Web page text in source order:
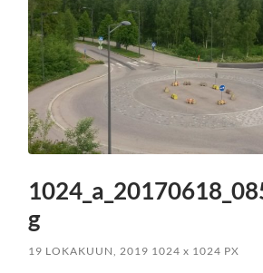
g
19 LOKAKUUN, 2019 1024x 1024 PX